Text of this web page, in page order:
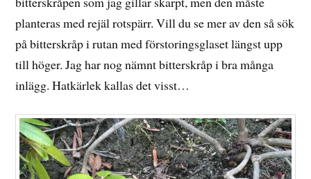
planteras med rejäl rotspärr. Vill du se mer av den så sök
på bitterskråp i rutan med förstoringsglaset längst upp
till höger. Jag har nog nämnt bitterskråp i bra många
inlägg. Hatkärlek kallas det visst…